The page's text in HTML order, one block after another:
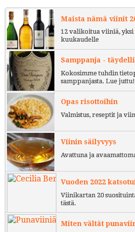
Maista nämä viinit
12 valikoitua viiniä, yksi
kuukaudelle
Samppanja -
Kokosimme tuhdin
samppanjasta. Lue juttu!
Opas risottoihin
Valmistus, reseptit ja
Viinin säilyvyys
Avattuna ja
Vuoden 2022
Viinikartan 20
tästä.
Miten vältät